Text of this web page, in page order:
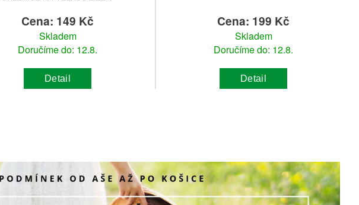
Cena: 149 Kč
Skladem
Doručíme do: 12.8.
Detail
Cena: 199 Kč
Skladem
Doručíme do: 12.8.
Detail